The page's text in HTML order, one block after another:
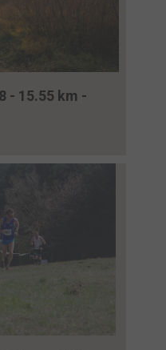
- 15.55 km -